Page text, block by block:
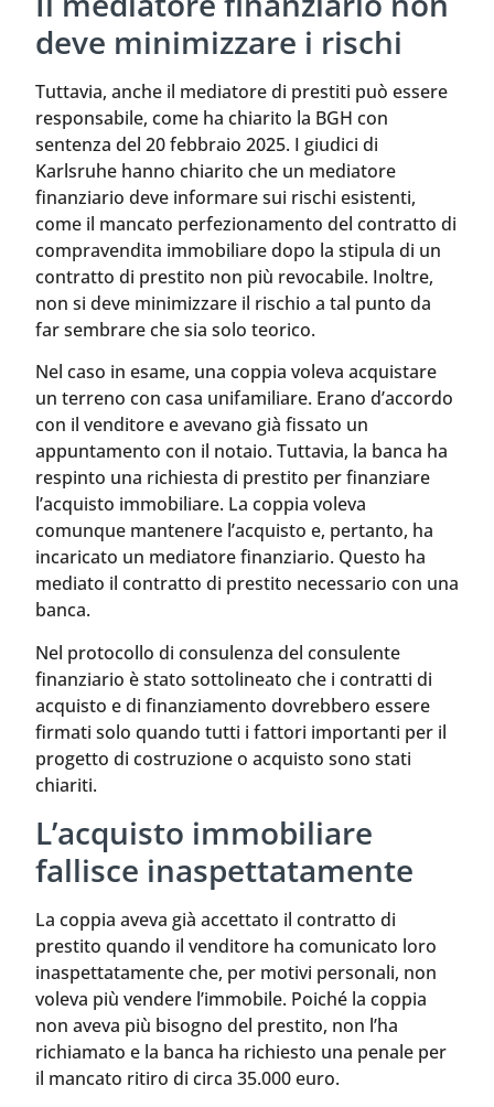
deve minimizzare i rischi
Tuttavia, anche il mediatore di prestiti può essere
responsabile, come ha chiarito la BGH con
sentenza del 20 febbraio 2025. I giudici di
Karlsruhe hanno chiarito che un mediatore
finanziario deve informare sui rischi esistenti,
come il mancato perfezionamento del contratto di
compravendita immobiliare dopo la stipula di un
contratto di prestito non più revocabile. Inoltre,
non si deve minimizzare il rischio a tal punto da
far sembrare che sia solo teorico.
Nel caso in esame, una coppia voleva acquistare
un terreno con casa unifamiliare. Erano d’accordo
con il venditore e avevano già fissato un
appuntamento con il notaio. Tuttavia, la banca ha
respinto una richiesta di prestito per finanziare
l’acquisto immobiliare. La coppia voleva
comunque mantenere l’acquisto e, pertanto, ha
incaricato un mediatore finanziario. Questo ha
mediato il contratto di prestito necessario con una
banca.
Nel protocollo di consulenza del consulente
finanziario è stato sottolineato che i contratti di
acquisto e di finanziamento dovrebbero essere
firmati solo quando tutti i fattori importanti per il
progetto di costruzione o acquisto sono stati
chiariti.
L’acquisto immobiliare
fallisce inaspettatamente
La coppia aveva già accettato il contratto di
prestito quando il venditore ha comunicato loro
inaspettatamente che, per motivi personali, non
voleva più vendere l’immobile. Poiché la coppia
non aveva più bisogno del prestito, non l’ha
richiamato e la banca ha richiesto una penale per
il mancato ritiro di circa 35.000 euro.